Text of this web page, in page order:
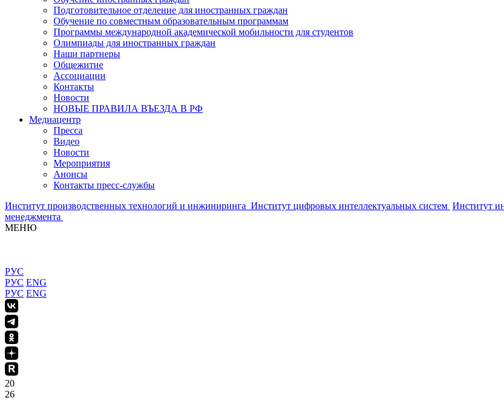
Подготовительное отделение для иностранных граждан
Обучение по совместным образовательным программам
Программы международной академической мобильности для студентов
Олимпиады для иностранных граждан
Наши партнеры
Общежитие
Ассоциации
Контакты
Новости
НОВЫЕ ПРАВИЛА ВЪЕЗДА В РФ
Медиацентр
Пресса
Видео
Новости
Мероприятия
Анонсы
Контакты пресс-службы
Институт производственных технологий и инжиниринга Институт цифровых интеллектуальных систем Институт
менеджмента
МЕНЮ
РУС
РУС ENG
РУС ENG
20
26